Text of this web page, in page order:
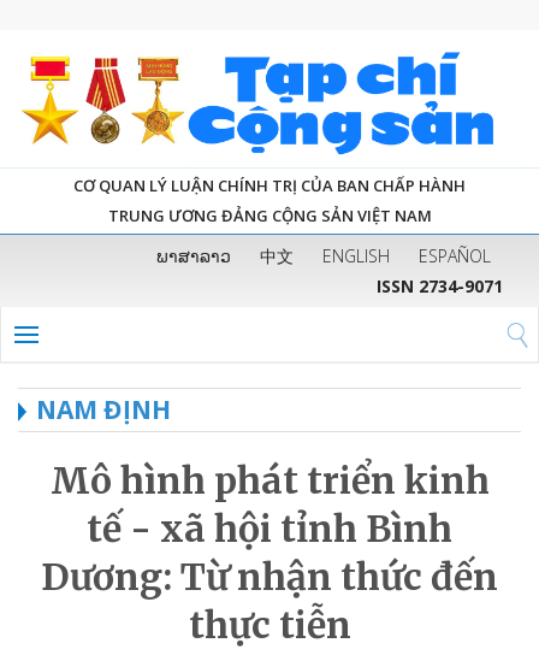
CƠ QUAN LÝ LUẬN CHÍNH TRỊ CỦA BAN CHẤP HÀNH
TRUNG ƯƠNG ĐẢNG CỘNG SẢN VIỆT NAM
ພາສາລາວ 中文 ENGLISH
ESPAÑOL
ISSN 2734-9071
NAM ĐỊNH
Mô hình phát triển kinh
tế - xã hội tỉnh Bình
Dương: Từ nhận thức đến
thực tiễn